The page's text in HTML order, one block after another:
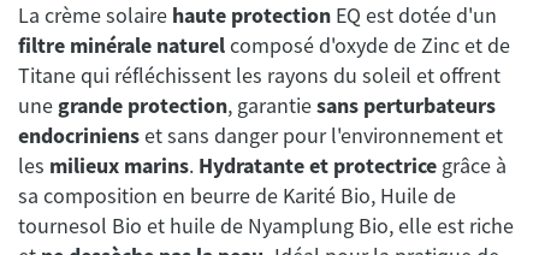
La crème solaire haute protection EQ est dotée d'un
filtre minérale naturelcomposé d'oxyde de Zinc et de
Titane qui réfléchissent les rayons du soleil et offrent
une grande protection, garantiesans perturbateurs
endocrinienset sans danger pour l'environnement et
les milieux marins. Hydratante et protectrice grâce à
sa composition en beurre de Karité Bio, Huile de
tournesol Bio et huile de Nyamplung Bio, elle est riche